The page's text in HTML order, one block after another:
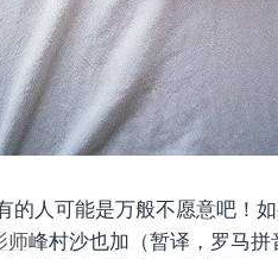
的人可能是万般不愿意吧！
师峰村沙也加（暂译，罗马